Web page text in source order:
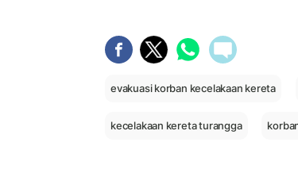
evakuasi korban kecelakaan kereta
kecelakaan kereta turangga